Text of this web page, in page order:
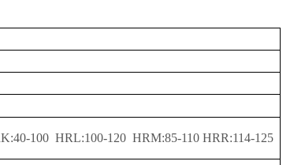
100 HRL:100-120 HRM:85-110 HRR:114-125